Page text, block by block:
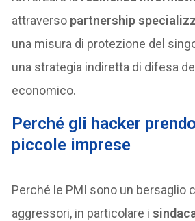
attraverso partnership
una misura di protezione del
una strategia indiretta di difesa
economico.
Perché gli hacker
piccole imprese
Perché le PMI sono un bersaglio
aggressori, in particolare i